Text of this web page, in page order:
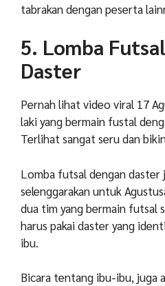
tabrakan dengan peserta
5. Lomba
Daster
Pernah lihat video viral 17
laki yang bermain fustal
Terlihat sangat seru dan
Lomba futsal dengan daster
selenggarakan untuk
dua tim yang bermain futsal
harus pakai daster yang
ibu.
Bicara tentang ibu-ibu, juga